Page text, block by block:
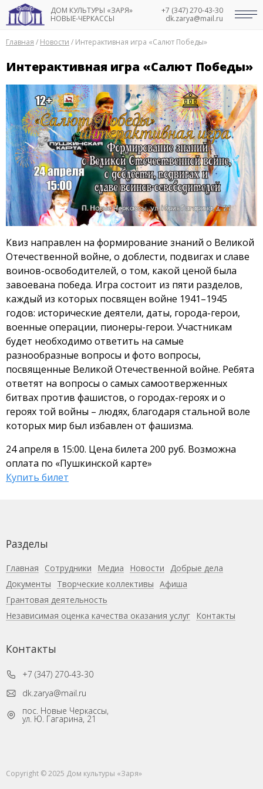
ДОМ КУЛЬТУРЫ «ЗАРЯ»
НОВЫЕ-ЧЕРКАССЫ
+7 (347) 270-43-30
dk.zarya@mail.ru
Главная / Новости / Интерактивная игра «Салют Победы»
Интерактивная игра «Салют Победы»
Квиз направлен на формирование знаний о Великой
Отечественной войне, о доблести, подвигах и славе
воинов-освободителей, о том, какой ценой была
завоевана победа. Игра состоит из пяти разделов,
каждый из которых посвящен войне 1941–1945
годов: исторические деятели, даты, города-герои,
военные операции, пионеры-герои. Участникам
будет необходимо ответить на самые
разнообразные вопросы и фото вопросы,
посвященные Великой Отечественной войне. Ребята
ответят на вопросы о самых самоотверженных
битвах против фашистов, о городах-героях и о
героях той войны – людях, благодаря стальной воле
которых мир был избавлен от фашизма.
24 апреля в 15:00. Цена билета 200 руб. Возможна
оплата по «Пушкинской карте»
Купить билет
Разделы
Главная Сотрудники Медиа Новости Добрые дела
Документы
Творческие коллективы Афиша
Грантовая деятельность
Независимая оценка качества оказания услуг Контакты
Контакты
+7 (347) 270-43-30
dk.zarya@mail.ru
пос. Новые Черкассы,
ул. Ю. Гагарина, 21
Copyright © 2025 Дом культуры «Заря»